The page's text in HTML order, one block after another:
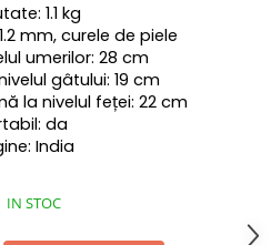
1.1 kg
mm, curele de piele
umerilor: 28 cm
gâtului: 19 cm
la nivelul feței: 22 cm
da
India
IN STOC